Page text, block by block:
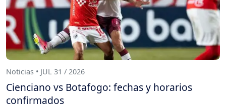
Noticias • JUL 31 / 2026
Cienciano vs Botafogo: fechas y horarios
confirmados